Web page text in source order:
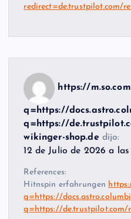
redirect=de.trustpilot.com/
https://
q=https://
q=https://
wikinger-shop.de dijo:
12 de Julio de 2026 a
References:
Hitnspin erfahrungen
q=https://
q=https://de.trustpilot.com/